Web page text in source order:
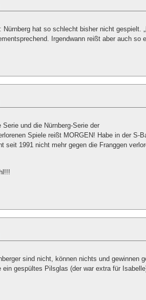
hat so schlecht bisher nicht gespielt.
Irgendwann reißt aber auch so
und die Nürnberg-Serie der
Spiele reißt MORGEN! Habe in der S-
seit 1991 nicht mehr gegen die Franggen
sind nicht, können nichts und gewinnen
ein gespültes Pilsglas (der war extra für